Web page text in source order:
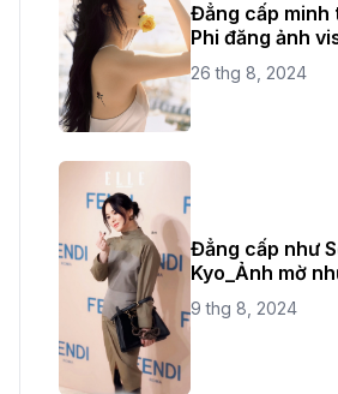
Đẳng cấp minh
Phi đăng ảnh
26 thg 8, 2024
Đẳng cấp như
Kyo_Ảnh mờ
không bao giờ
9 thg 8, 2024